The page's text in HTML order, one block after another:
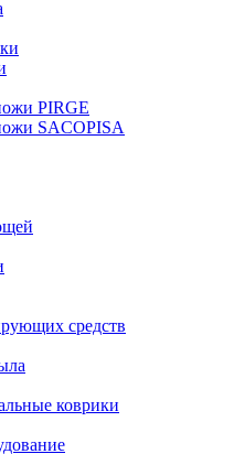
PIRGE
SACOPISA
средств
коврики